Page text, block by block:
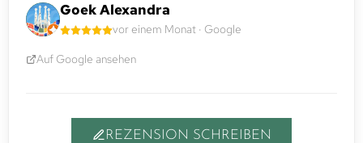
Goek Alexandra
vor einem Monat · Google
Auf Google ansehen
REZENSION SCHREIBEN